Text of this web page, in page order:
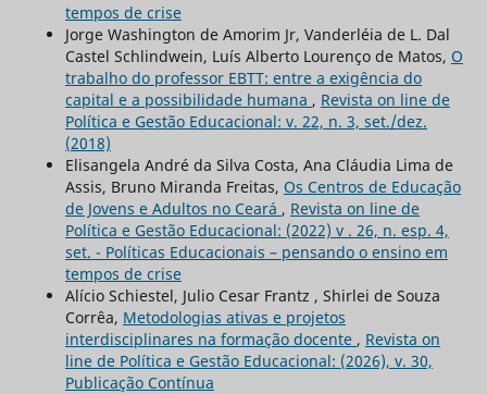
tempos de crise
Jorge Washington de Amorim Jr, Vanderléia de L. Dal
Castel Schlindwein, Luís Alberto Lourenço de Matos, O
trabalho do professor EBTT: entre a exigência do
capital e a possibilidade humana , Revista on line de
Política e Gestão Educacional: v. 22, n. 3, set./dez.
(2018)
Elisangela André da Silva Costa, Ana Cláudia Lima de
Assis, Bruno Miranda Freitas, Os Centros de Educação
de Jovens e Adultos no Ceará , Revista on line de
Política e Gestão Educacional: (2022) v . 26, n. esp. 4,
set. - Políticas Educacionais – pensando o ensino em
tempos de crise
Alício Schiestel, Julio Cesar Frantz , Shirlei de Souza
Corrêa, Metodologias ativas e projetos
interdisciplinares na formação docente , Revista on
line de Política e Gestão Educacional: (2026), v. 30,
Publicação Contínua